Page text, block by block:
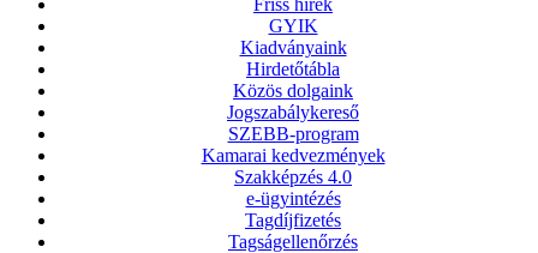
Friss hírek
GYIK
Kiadványaink
Hirdetőtábla
Közös dolgaink
Jogszabálykereső
SZEBB-program
Kamarai kedvezmények
Szakképzés 4.0
e-ügyintézés
Tagdíjfizetés
Tagságellenőrzés